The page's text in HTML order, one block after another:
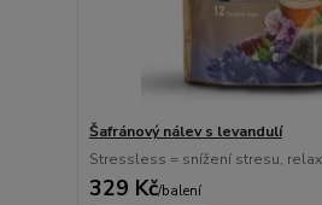
Šafránový nálev s levandulí
Stressless = snížení stresu,
329 Kč/balení